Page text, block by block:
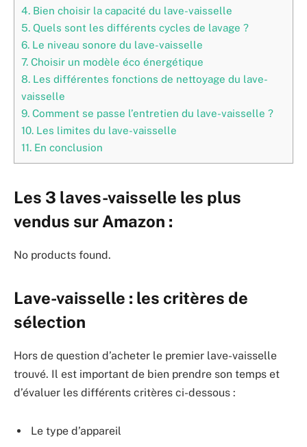
4. Bien choisir la capacité du lave-vaisselle
5. Quels sont les différents cycles de lavage ?
6. Le niveau sonore du lave-vaisselle
7. Choisir un modèle éco énergétique
8. Les différentes fonctions de nettoyage du lave-
vaisselle
9. Comment se passe l’entretien du lave-vaisselle ?
10. Les limites du lave-vaisselle
11. En conclusion
Les 3 laves-vaisselle les plus
vendus sur Amazon :
No products found.
Lave-vaisselle : les critères de
sélection
Hors de question d’acheter le premier lave-vaisselle
trouvé. Il est important de bien prendre son temps et
d’évaluer les différents critères ci-dessous :
Le type d’appareil